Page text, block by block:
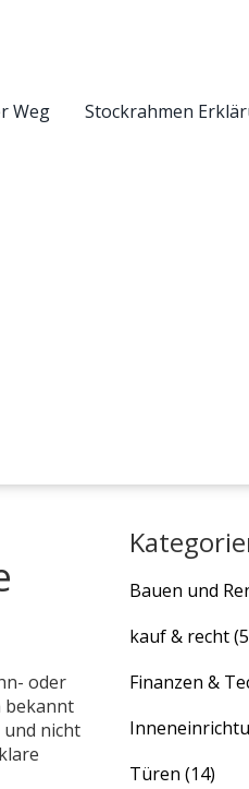
Weg Stockrahmen
oder
bekannt
nicht
Bauen und
kauf & recht
Finanzen &
Türen (14)